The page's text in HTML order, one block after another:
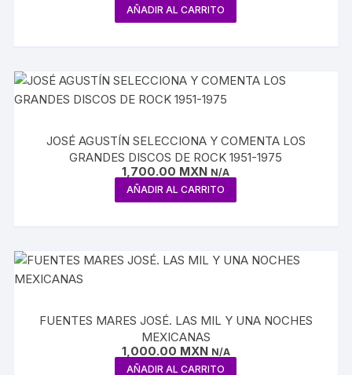
AÑADIR AL CARRITO
JOSÉ AGUSTÍN SELECCIONA Y COMENTA LOS
GRANDES DISCOS DE ROCK 1951-1975
1,700.00 MXN N/A
AÑADIR AL CARRITO
FUENTES MARES JOSÉ. LAS MIL Y UNA NOCHES
MEXICANAS
1,000.00 MXN N/A
AÑADIR AL CARRITO